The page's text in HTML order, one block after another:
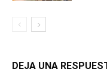
DEJA UNA